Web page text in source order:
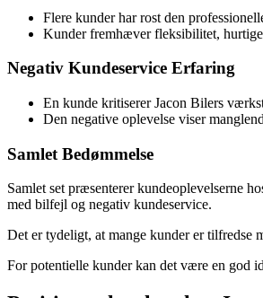
Flere kunder har rost den
Kunder fremhæver fleksibilitet, hurtige
Negativ Kundeservice Erfaring
En kunde kritiserer Jacon Bilers
Den negative oplevelse viser
Samlet Bedømmelse
Samlet set præsenterer kundeoplevelserne
med bilfejl og negativ kundeservice.
Det er tydeligt, at mange kunder er tilfredse
For potentielle kunder kan det være en god